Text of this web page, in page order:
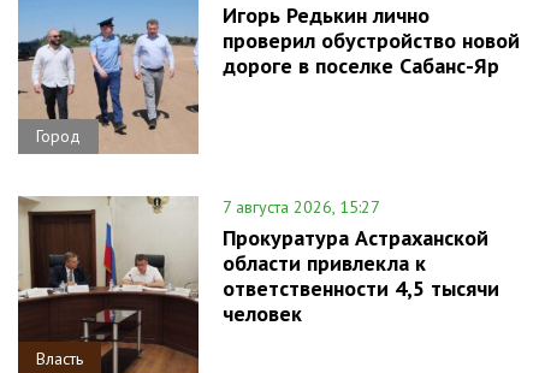
Город
Игорь Редькин лично
проверил обустройство новой
дороге в поселке Сабанс-Яр
Власть
7 августа 2026, 15:27
Прокуратура Астраханской
области привлекла к
ответственности 4,5 тысячи
человек